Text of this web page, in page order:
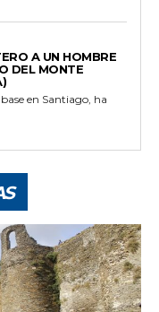
A UN HOMBRE
DEL MONTE
en Santiago, ha